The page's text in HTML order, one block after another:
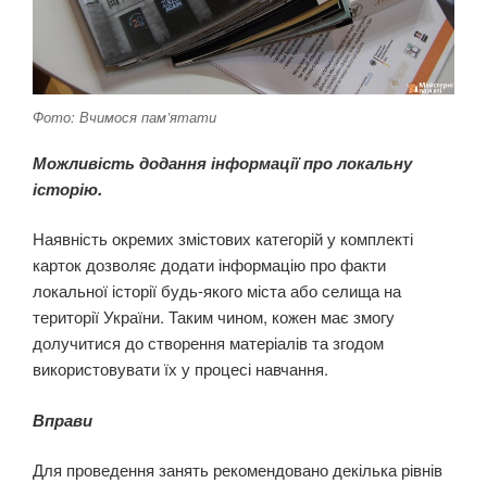
Фото: Вчимося пам’ятати
Можливість додання інформації про локальну
історію.
Наявність окремих змістових категорій у комплекті
карток дозволяє додати інформацію про факти
локальної історії будь-якого міста або селища на
території України. Таким чином, кожен має змогу
долучитися до створення матеріалів та згодом
використовувати їх у процесі навчання.
Вправи
Для проведення занять рекомендовано декілька рівнів